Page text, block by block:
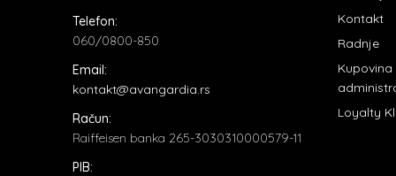
Telefon:
060/0800-850
Email:
kontakt@avangardia.rs
Račun:
Raiffeisen banka 265-3030310000579-11
PIB:
Kontakt
Radnje
Loyalty